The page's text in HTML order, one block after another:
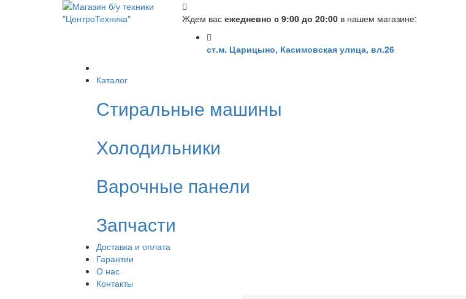
Ждем вас ежедневно с 9:00 до 20:00 в нашем магазине:
ст.м. Царицыно, Касимовская улица, вл.26
Каталог
Стиральные машины
Холодильники
Варочные панели
Запчасти
Доставка и оплата
Гарантии
О нас
Контакты